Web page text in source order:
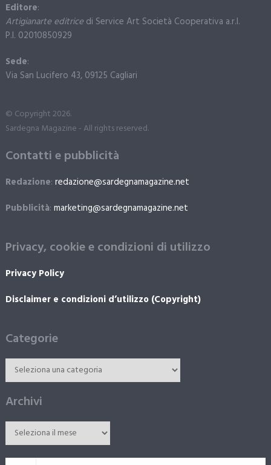
Editore:
Artigianarte editricedi Service Art Società Cooperativa a.r.l.
P.I. 02010850929
Sede:
Via San Lucifero 43, 09125 Cagliari
© Copyright 2026.
Sardegna Magazine - All rights reserved.
Contatti e pubblicità
Redazione: redazione@sardegnamagazine.net
Pubblicità: marketing@sardegnamagazine.net
Privacy, cookie e condizioni di utilizzo
Privacy Policy
Disclaimer e condizioni d’utilizzo (Copyright)
Categorie
Archivi